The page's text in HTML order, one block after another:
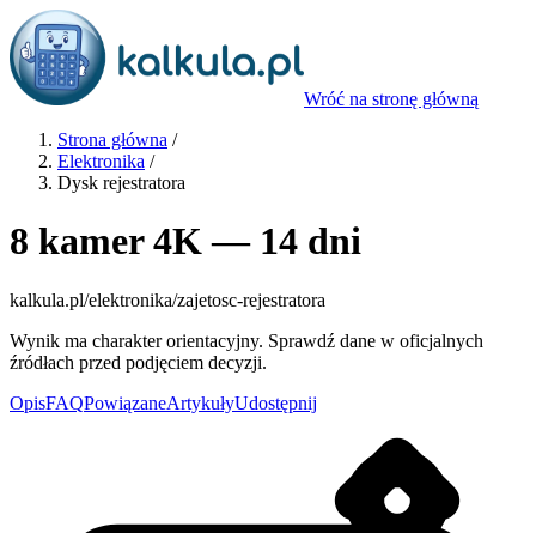
Wróć na stronę główną
Strona główna /
Elektronika /
Dysk rejestratora
8 kamer 4K — 14 dni
kalkula.pl/elektronika/zajetosc-rejestratora
Wynik ma charakter orientacyjny. Sprawdź dane w oficjalnych
źródłach przed podjęciem decyzji.
OpisFAQPowiązaneArtykułyUdostępnij